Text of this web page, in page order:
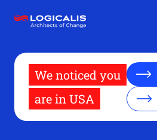
contenido
We noticed you
are in USA